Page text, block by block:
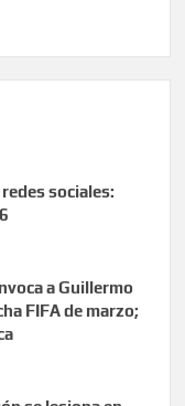
sociales:
a Guillermo
FIFA de marzo;